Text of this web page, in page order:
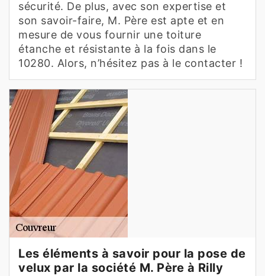
sécurité. De plus, avec son expertise et
son savoir-faire, M. Père est apte et en
mesure de vous fournir une toiture
étanche et résistante à la fois dans le
10280. Alors, n’hésitez pas à le contacter !
Les éléments à savoir pour la pose de
velux par la société M. Père à Rilly